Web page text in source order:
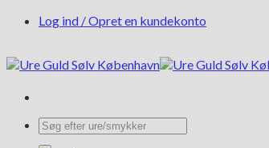
FortsætLog ind / Opret en kundekonto
Søg
efter: